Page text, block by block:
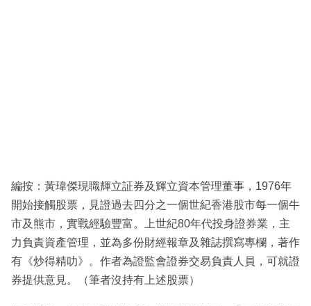
編按：黃瑋傑現職輝立証券及輝立資本管理董事，1976年
開始接觸股票，見證過去四分之一個世紀香港股市每一個牛
市及熊市，實戰經驗豐富。上世紀80年代投身證券業，主
力負責資產管理，並為多份財經報章及雜誌撰寫專欄，著作
有《炒得精叻》。作者為證監會證券交易負責人員，可就證
券提供意見。（筆者沒持有上述股票）